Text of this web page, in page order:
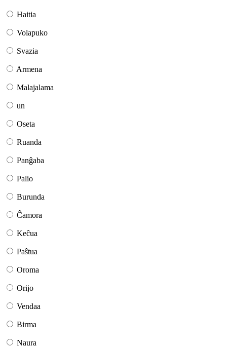
Haitia
Volapuko
Svazia
Armena
Malajalama
un
Oseta
Ruanda
Panĝaba
Palio
Burunda
Ĉamora
Keĉua
Paŝtua
Oroma
Orijo
Vendaa
Birma
Naura